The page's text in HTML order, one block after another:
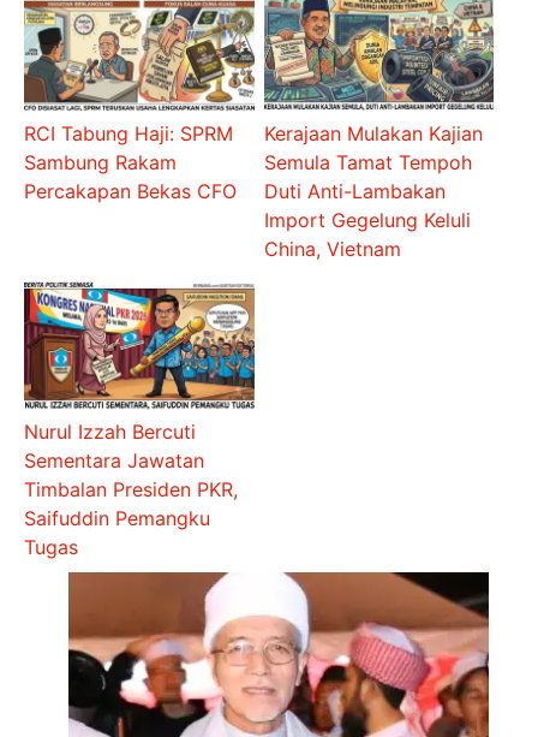
RCI Tabung Haji: SPRM
Sambung Rakam
Percakapan Bekas CFO
Kerajaan Mulakan Kajian
Semula Tamat Tempoh
Duti Anti-Lambakan
Import Gegelung Keluli
China, Vietnam
Nurul Izzah Bercuti
Sementara Jawatan
Timbalan Presiden PKR,
Saifuddin Pemangku
Tugas